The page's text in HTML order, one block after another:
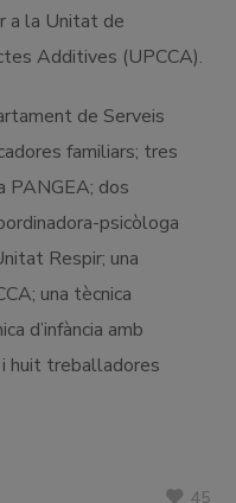
a la Unitat de
Additives (UPCCA).
de Serveis
familiars; tres
PANGEA; dos
psicòloga
Respir; una
una tècnica
d’infància amb
i huit treballadores
45